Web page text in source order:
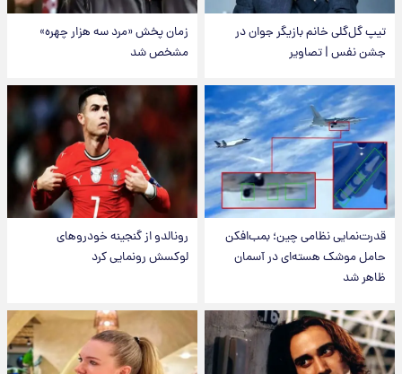
تیپ گل‌گلی خانم بازیگر جوان در
جشن نفس | تصاویر
زمان پخش «مرد سه هزار چهره»
مشخص شد
قدرت‌نمایی نظامی چین؛ بمب‌افکن
حامل موشک هسته‌ای در آسمان
ظاهر شد
رونالدو از گنجینه خودروهای
لوکسش رونمایی کرد